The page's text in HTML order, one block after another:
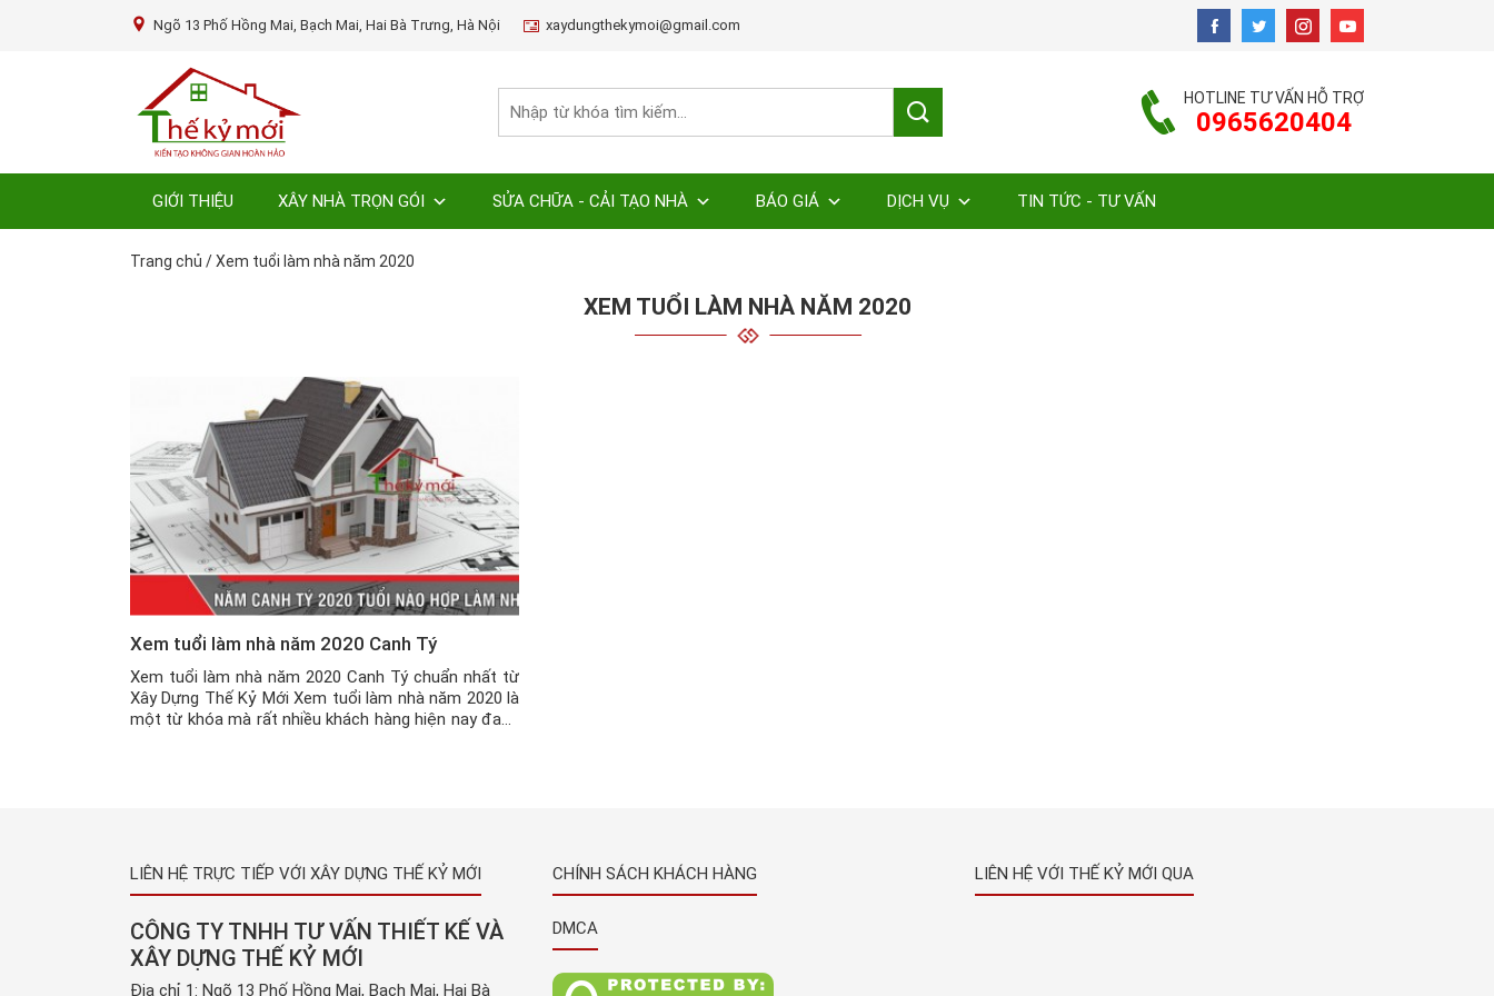
Ngõ 13 Phố Hồng Mai, Bạch Mai, Hai Bà Trưng, Hà Nội xaydungthekymoi@gmail.com
HOTLINE TƯ VẤN HỖ TRỢ
0965620404
GIỚI THIỆU XÂY NHÀ TRỌN GÓI SỬA CHỮA - CẢI TẠO NHÀ BÁO GIÁ DỊCH VỤ TIN TỨC - TƯ VẤN
Trang chủ /Xem tuổi làm nhà năm 2020
XEM TUỔI LÀM NHÀ NĂM 2020
Xem tuổi làm nhà năm 2020 Canh Tý
Xem tuổi làm nhà năm 2020 Canh Tý chuẩn nhất từ
Xây Dựng Thế Kỷ Mới Xem tuổi làm nhà năm 2020 là
một từ khóa mà rất nhiều khách hàng hiện nay đang
LIÊN HỆ TRỰC TIẾP VỚI XÂY DỰNG THẾ KỶ MỚI
CÔNG TY TNHH TƯ VẤN THIẾT KẾ VÀ
XÂY DỰNG THẾ KỶ MỚI
Địa chỉ 1: Ngõ 13 Phố Hồng Mai, Bạch Mai, Hai Bà
CHÍNH SÁCH KHÁCH HÀNG
DMCA
LIÊN HỆ VỚI THẾ KỶ MỚI QUA